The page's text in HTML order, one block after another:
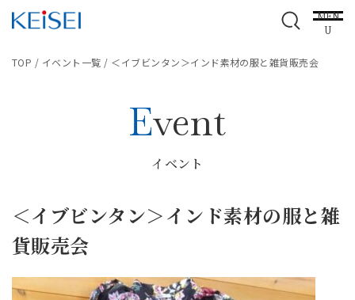
MEN
U
TOP / イベント一覧 / ＜イブビンタン＞インド素材の服と雑貨販売会
Event
イベント
＜イブビンタン＞インド素材の服と雑
貨販売会